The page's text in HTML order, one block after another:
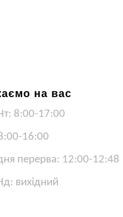
на вас
8:00-17:00
16:00
перерва: 12:00-12:48
вихідний